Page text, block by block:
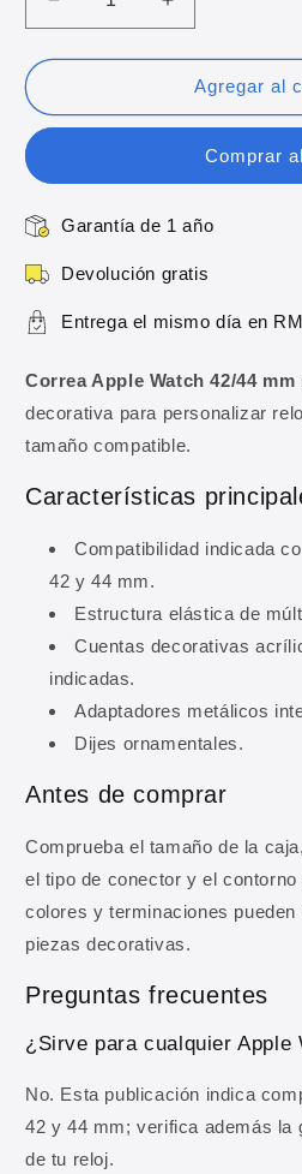
Reducir
cantidad
para
Apple
mm
hilos
Aumentar
cantidad
para
Correa
Apple
42/44
mm
hilos
Agregar al
Comprar
Garantía de 1 año
Devolución gratis
Entrega el mismo día en RM
Correa Apple Watch 42/44
decorativa para personalizar
tamaño compatible.
Características
Compatibilidad indicada
42 y 44 mm.
Estructura elástica de
Cuentas decorativas
indicadas.
Adaptadores metálicos
Dijes ornamentales.
Antes de comprar
Comprueba el tamaño de la
el tipo de conector y el
colores y terminaciones
piezas decorativas.
Preguntas frecuentes
¿Sirve para cualquier Apple
No. Esta publicación indica
42 y 44 mm; verifica además la
de tu reloj.
Regístrate y
descuento en
Ingresa tu correo para
ofertas y